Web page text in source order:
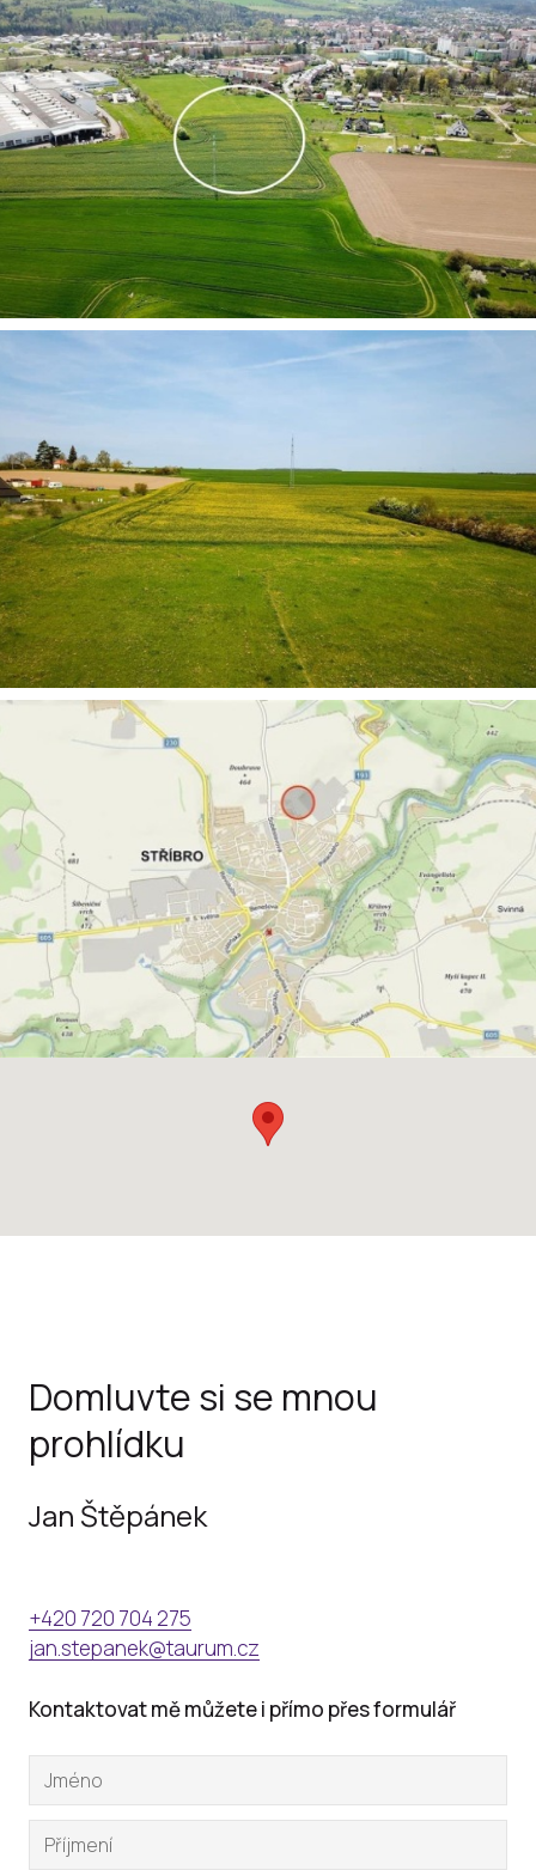
Domluvte si se mnou
prohlídku
Jan Štěpánek
+420 720 704 275
jan.stepanek@taurum.cz
Kontaktovat mě můžete i přímo přes formulář